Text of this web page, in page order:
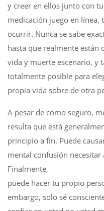
y creer en ellos junto con
medicación juego en línea,
ocurrir. Nunca se sabe
hasta que realmente están
vida y muerte escenario, y
totalmente posible para
propia vida sobre de otra
A pesar de cómo seguro,
resulta que está
principio a fin. Puede
mental confusión
Finalmente,
puede hacer tu propio
embargo, solo sé